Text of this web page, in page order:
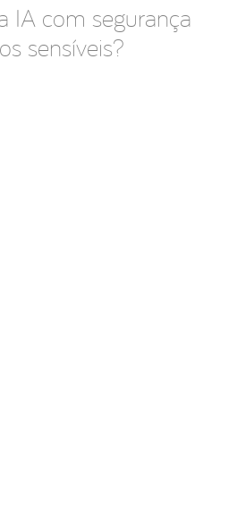
IA com segurança
sensíveis?